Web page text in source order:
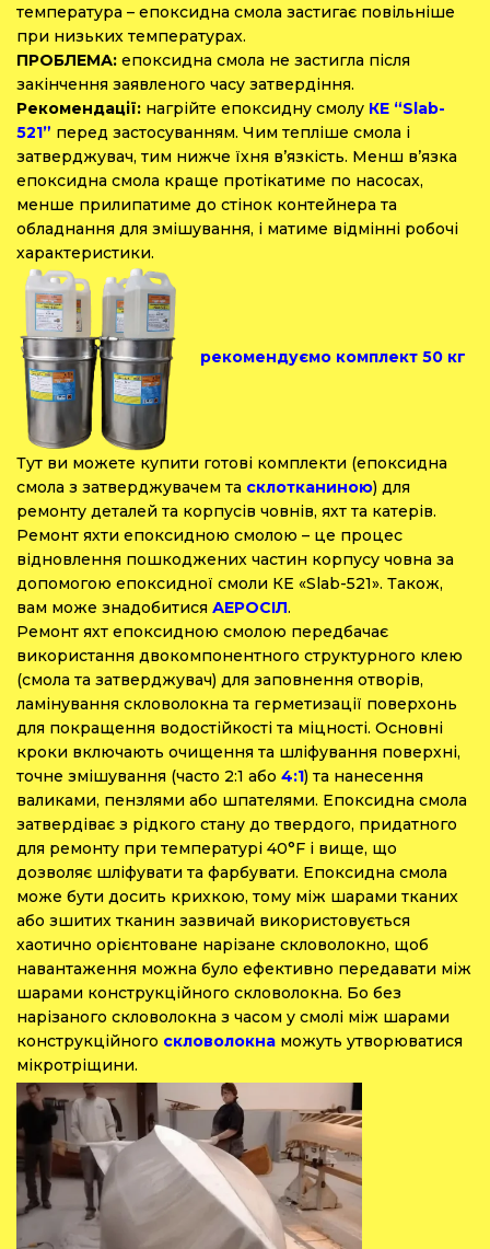
температура – ​​епоксидна смола застигає повільніше
при низьких температурах.
ПРОБЛЕМА: епоксидна смола не застигла після
закінчення заявленого часу затвердіння.
Рекомендації: нагрійте епоксидну смолу КЕ “Slab-
521” перед застосуванням. Чим тепліше смола і
затверджувач, тим нижче їхня в’язкість. Менш в’язка
епоксидна смола краще протікатиме по насосах,
менше прилипатиме до стінок контейнера та
обладнання для змішування, і матиме відмінні робочі
характеристики.
рекомендуємо комплект 50 кг
Тут ви можете купити готові комплекти (епоксидна
смола з затверджувачем та склотканиною) для
ремонту деталей та корпусів човнів, яхт та катерів.
Ремонт яхти епоксидною смолою – це процес
відновлення пошкоджених частин корпусу човна за
допомогою епоксидної смоли КЕ «Slab-521». Також,
вам може знадобитися АЕРОСІЛ.
Ремонт яхт епоксидною смолою передбачає
використання двокомпонентного структурного клею
(смола та затверджувач) для заповнення отворів,
ламінування скловолокна та герметизації поверхонь
для покращення водостійкості та міцності. Основні
кроки включають очищення та шліфування поверхні,
точне змішування (часто 2:1 або 4:1) та нанесення
валиками, пензлями або шпателями. Епоксидна смола
затвердіває з рідкого стану до твердого, придатного
для ремонту при температурі 40°F і вище, що
дозволяє шліфувати та фарбувати. Епоксидна смола
може бути досить крихкою, тому між шарами тканих
або зшитих тканин зазвичай використовується
хаотично орієнтоване нарізане скловолокно, щоб
навантаження можна було ефективно передавати між
шарами конструкційного скловолокна. Бо без
нарізаного скловолокна з часом у смолі між шарами
конструкційного скловолокна можуть утворюватися
мікротріщини.